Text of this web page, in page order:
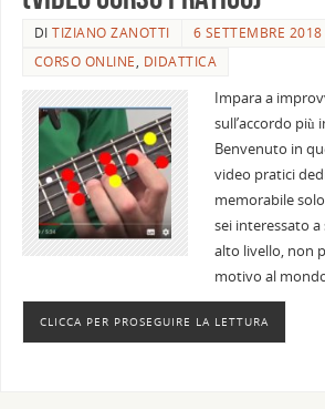
DITIZIANO ZANOTTI
6 SETTEMBRE 2018
CORSO ONLINE, DIDATTICA
Impara a
sull’accordo
Benvenuto in
video pratici
memorabile
sei interessato a
alto livello, non
motivo al
CLICCA PER PROSEGUIRE LA LETTURA